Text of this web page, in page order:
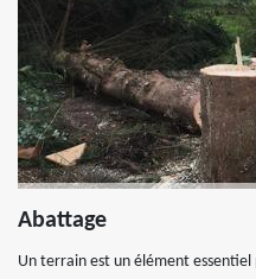
Abattage
Un terrain est un élément